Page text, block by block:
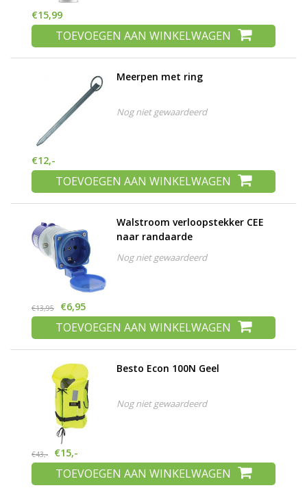
€15,99
TOEVOEGEN AAN WINKELWAGEN
Meerpen met ring
Nog niet gewaardeerd
€12,-
TOEVOEGEN AAN WINKELWAGEN
Walstroom verloopstekker CEE
naar randaarde
Nog niet gewaardeerd
€13,95 €6,95
TOEVOEGEN AAN WINKELWAGEN
Besto Econ 100N Geel
Nog niet gewaardeerd
€43,- €15,-
TOEVOEGEN AAN WINKELWAGEN